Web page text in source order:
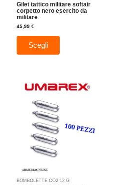
Gilet tattico militare softair
corpetto nero esercito da
militare
45,99€
Scegli
del
BOMBOLETTE CO2 12 G